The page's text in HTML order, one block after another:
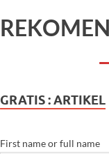
GRATIS : ARTIKEL
First name or full name